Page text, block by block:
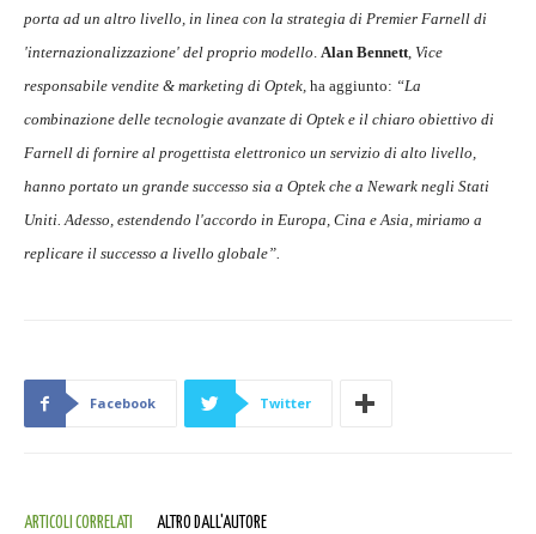
porta ad un altro livello, in linea con la strategia di Premier Farnell di
'internazionalizzazione' del proprio modello. Alan Bennett, Vice
responsabile vendite & marketing di Optek, ha aggiunto: “La
combinazione delle tecnologie avanzate di Optek e il chiaro obiettivo di
Farnell di fornire al progettista elettronico un servizio di alto livello,
hanno portato un grande successo sia a Optek che a Newark negli Stati
Uniti. Adesso, estendendo l'accordo in Europa, Cina e Asia, miriamo a
replicare il successo a livello globale”.
Facebook Twitter
ARTICOLI CORRELATI ALTRO DALL'AUTORE